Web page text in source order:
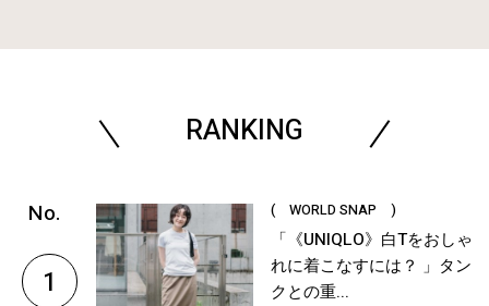
RANKING
1
( WORLD SNAP )
「《UNIQLO》白Tをおしゃ
れに着こなすには？ 」タン
クとの重...